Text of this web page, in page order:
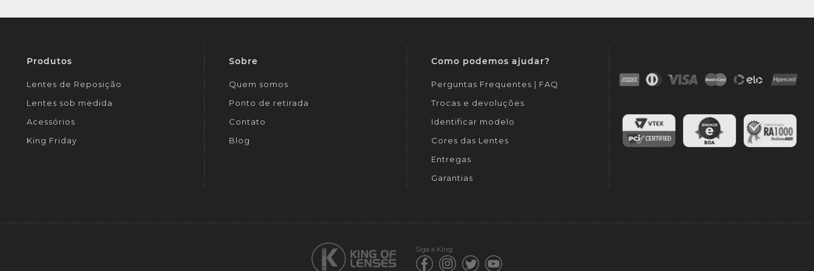
Produtos
Lentes de Reposição
Lentes sob medida
Acessórios
King Friday
Sobre
Quem somos
Ponto de retirada
Contato
Blog
Como podemos ajudar?
Perguntas Frequentes | FAQ
Trocas e devoluções
Identificar modelo
Cores das Lentes
Entregas
Garantias
Siga a King: